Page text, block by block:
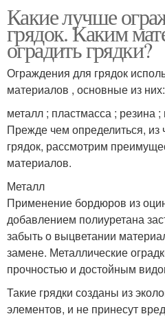
Какие лучше
грядок. Каким
оградить грядки?
Ограждения для грядок
материалов , основные из них:
металл ; пластмасса ; резина
Прежде чем определиться, из
грядок, рассмотрим
материалов.
Металл
Применение бордюров из
добавлением полиуретана
забыть о выцветании
замене. Металлические
прочностью и достойным
Такие грядки созданы из
элементов, и не принесут